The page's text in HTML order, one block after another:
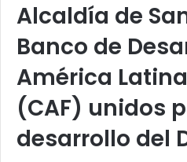
Alcaldía de
Banco de
América
(CAF) unidos
desarrollo del